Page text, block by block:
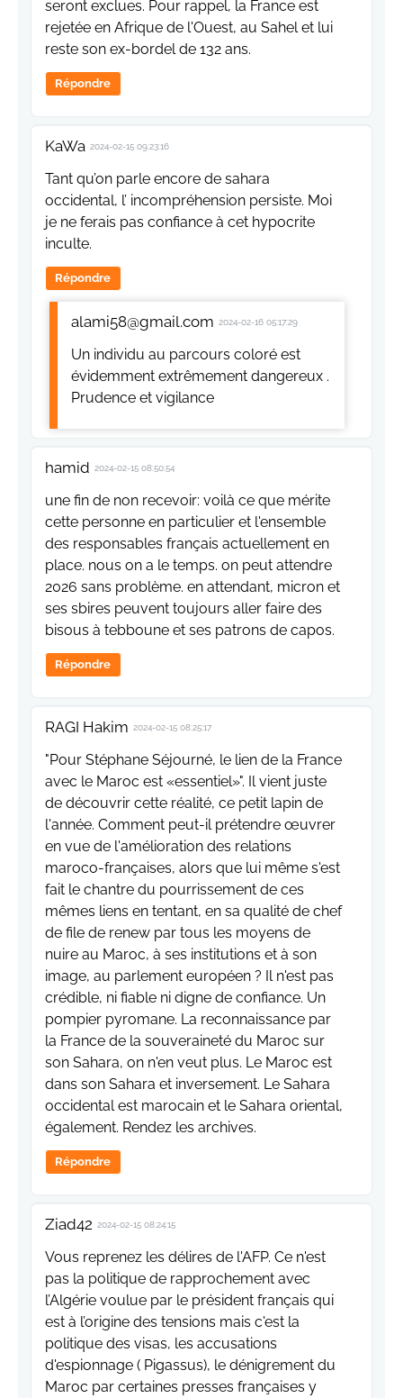
seront exclues. Pour rappel, la France est
rejetée en Afrique de l'Ouest, au Sahel et lui
reste son ex-bordel de 132 ans.
Répondre
KaWa 2024-02-15 09:23:16
Tant qu’on parle encore de sahara
occidental, l’ incompréhension persiste. Moi
je ne ferais pas confiance à cet hypocrite
inculte.
Répondre
alami58@gmail.com 2024-02-16 05:17:29
Un individu au parcours coloré est
évidemment extrêmement dangereux .
Prudence et vigilance
hamid 2024-02-15 08:50:54
une fin de non recevoir: voilà ce que mérite
cette personne en particulier et l'ensemble
des responsables français actuellement en
place. nous on a le temps. on peut attendre
2026 sans problème. en attendant, micron et
ses sbires peuvent toujours aller faire des
bisous à tebboune et ses patrons de capos.
Répondre
RAGI Hakim 2024-02-15 08:25:17
"Pour Stéphane Séjourné, le lien de la France
avec le Maroc est «essentiel»". Il vient juste
de découvrir cette réalité, ce petit lapin de
l'année. Comment peut-il prétendre œuvrer
en vue de l'amélioration des relations
maroco-françaises, alors que lui même s'est
fait le chantre du pourrissement de ces
mêmes liens en tentant, en sa qualité de chef
de file de renew par tous les moyens de
nuire au Maroc, à ses institutions et à son
image, au parlement européen ? Il n'est pas
crédible, ni fiable ni digne de confiance. Un
pompier pyromane. La reconnaissance par
la France de la souveraineté du Maroc sur
son Sahara, on n'en veut plus. Le Maroc est
dans son Sahara et inversement. Le Sahara
occidental est marocain et le Sahara oriental,
également. Rendez les archives.
Répondre
Ziad42 2024-02-15 08:24:15
Vous reprenez les délires de l'AFP. Ce n'est
pas la politique de rapprochement avec
l’Algérie voulue par le président français qui
est à l’origine des tensions mais c'est la
politique des visas, les accusations
d'espionnage ( Pigassus), le dénigrement du
Maroc par certaines presses françaises y